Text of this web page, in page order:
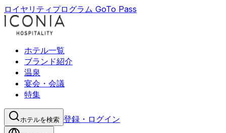
ロイヤリティプログラム GoTo Pass
ホテル一覧
ブランド紹介
温泉
宴会・会議
特集
ホテルを検索 登録・ログイン